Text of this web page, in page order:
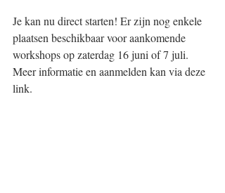
Je kan nu direct starten! Er zijn nog enkele
plaatsen beschikbaar voor aankomende
workshops op zaterdag 16 juni of 7 juli.
Meer informatie en aanmelden kan via deze
link.